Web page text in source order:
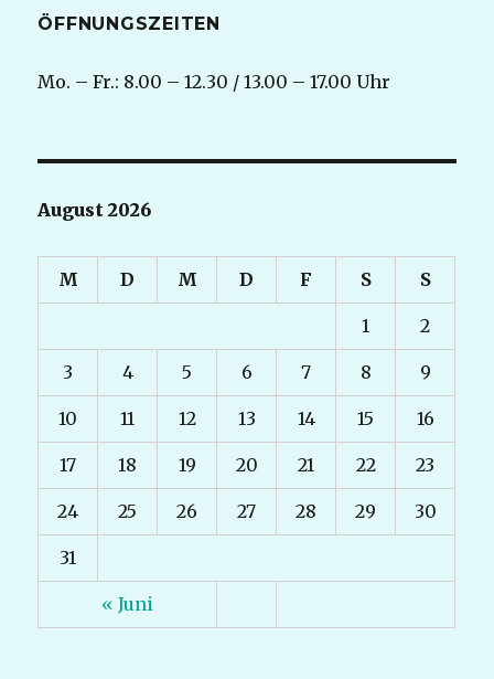
ÖFFNUNGSZEITEN
Mo. – Fr.: 8.00 – 12.30 / 13.00 – 17.00 Uhr
August 2026
M D M D F S S
« Juni
1 2
3 4 5 6 7 8 9
10 11 12 13 14 15 16
17 18 19 20 21 22 23
24 25 26 27 28 29 30
31